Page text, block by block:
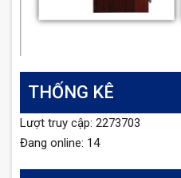
THỐNG KÊ
Lượt truy cập: 2273703
Đang online: 14